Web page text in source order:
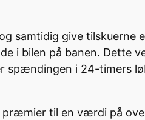
samtidig give tilskuerne
i bilen på banen. Dette
spændingen i 24-timers
præmier til en værdi på